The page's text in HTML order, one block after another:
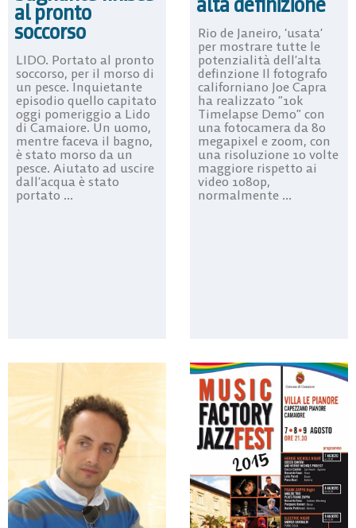
al pronto
soccorso
LIDO. Portato al pronto
soccorso, per il morso di
un pesce. Inquietante
episodio quello capitato
oggi pomeriggio a Lido
di Camaiore. Un uomo,
mentre faceva il bagno,
è stato morso da un
pesce. Aiutato ad uscire
dall’acqua è stato
portato ...
Rio de Janeiro, ‘usata’
per mostrare tutte le
potenzialità dell’alta
definzione Il fotografo
californiano Joe Capra
ha realizzato ”10k
Timelapse Demo” con
una fotocamera da 80
megapixel e zoom, con
una risoluzione 10 volte
maggiore rispetto ai
video 1080p,
normalmente ...